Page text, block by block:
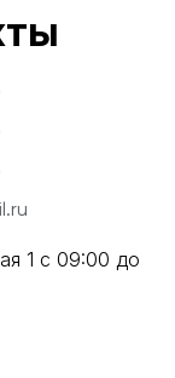
1 с 09:00 до